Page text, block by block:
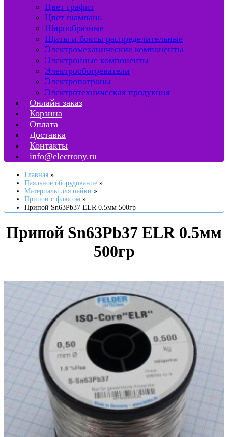
Цвет графит
Цвет шампань
Шарообразные
Щиты и боксы распределительные
Электромеханические компоненты
Электронные компоненты
Электрообогреватели
Электропатроны
Электротехническая продукция
Онлайн заказ
Корзина
Оплата
Доставка
Контакты
info@electrony.ru
Главная
Паяльное оборудование
Материалы для пайки
Припои с флюсом
Припой Sn63Pb37 ELR 0.5мм 500гр
Припой Sn63Pb37 ELR 0.5мм
500гр